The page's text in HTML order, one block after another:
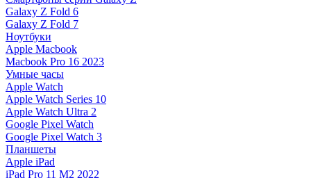
Galaxy Z Fold 6
Galaxy Z Fold 7
Ноутбуки
Apple Macbook
Macbook Pro 16 2023
Умные часы
Apple Watch
Apple Watch Series 10
Apple Watch Ultra 2
Google Pixel Watch
Google Pixel Watch 3
Планшеты
Apple iPad
iPad Pro 11 M2 2022